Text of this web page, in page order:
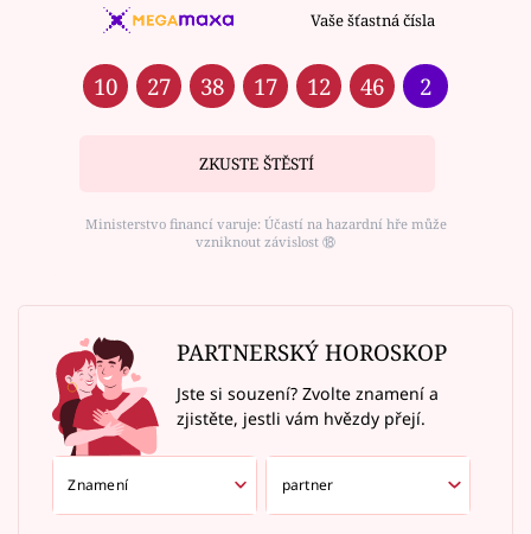
Vaše šťastná čísla
10 27 38 17 12 46 2
ZKUSTE ŠTĚSTÍ
Ministerstvo financí varuje: Účastí na hazardní hře může
vzniknout závislost ⑱
PARTNERSKÝ HOROSKOP
Jste si souzení? Zvolte znamení a
zjistěte, jestli vám hvězdy přejí.